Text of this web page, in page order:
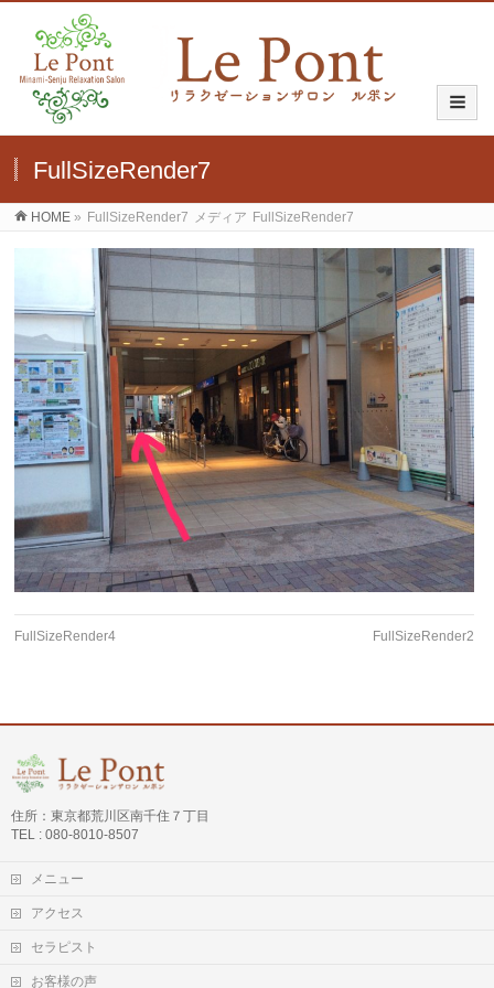
FullSizeRender7
HOME » FullSizeRender7 メディア FullSizeRender7
FullSizeRender4 FullSizeRender2
住所：東京都荒川区南千住７丁目
TEL : 080-8010-8507
メニュー
アクセス
セラピスト
お客様の声